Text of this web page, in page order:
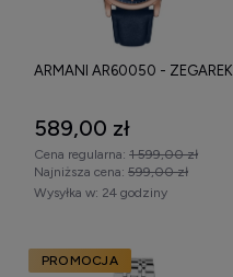
ARMANI AR60050 - ZEGAREK
589,00 zł
Cena regularna: 1 599,00 zł
Najniższa cena: 599,00 zł
Wysyłka w: 24 godziny
PROMOCJA